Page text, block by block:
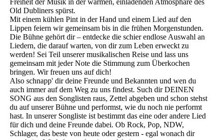
Old Dubliners spürst.
Mit einem kühlen Pint in der Hand und einem Lied auf den
Lippen feiern wir gemeinsam bis in die frühen Morgenstunden.
Die Bühne gehört dir – entdecke die schier endlose Auswahl an
Liedern, die darauf warten, von dir zum Leben erweckt zu
werden! Sei Teil unserer musikalischen Reise und lass uns
gemeinsam mit jeder Note die Stimmung zum Überkochen
bringen. Wir freuen uns auf dich!
Also schnapp' dir deine Freunde und Bekannten und wen du
auch immer auf dem Weg zu uns findest. Such dir DEINEN
SONG aus den Songlisten raus, Zettel abgeben und schon stehst
du auf unserer Bühne und performst, wie du noch nie performt
hast. In unserer Songliste ist bestimmt das eine oder andere Lied
für dich und deine Freunde dabei. Ob Rock, Pop, NDW,
Schlager, das beste von heute oder gestern - egal wonach dir